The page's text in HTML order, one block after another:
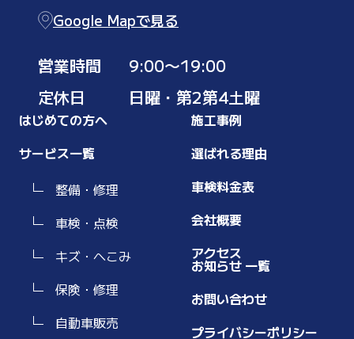
Google Mapで見る
営業時間
9:00〜19:00
定休日
日曜・第2第4土曜
はじめての方へ
サービス一覧
整備・修理
車検・点検
キズ・へこみ
保険・修理
自動車販売
施工事例
選ばれる理由
車検料金表
会社概要
アクセス
お知らせ 一覧
お問い合わせ
プライバシーポリシー